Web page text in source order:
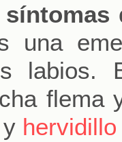
una
labios.
flema
y